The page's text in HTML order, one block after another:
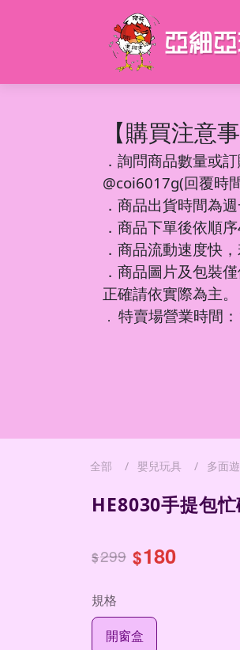
【購買注意事
． 詢問商品數量或
@coi6017g(回覆時
．商品出貨時間為
．商品下單後依順
．商品流動速度快
．商品圖片及包裝
正確請依實際為主。
． 特賣場營業時間
HE8030手提包
$299 $180
規格
開窗盒
全部 嬰兒玩具 多面